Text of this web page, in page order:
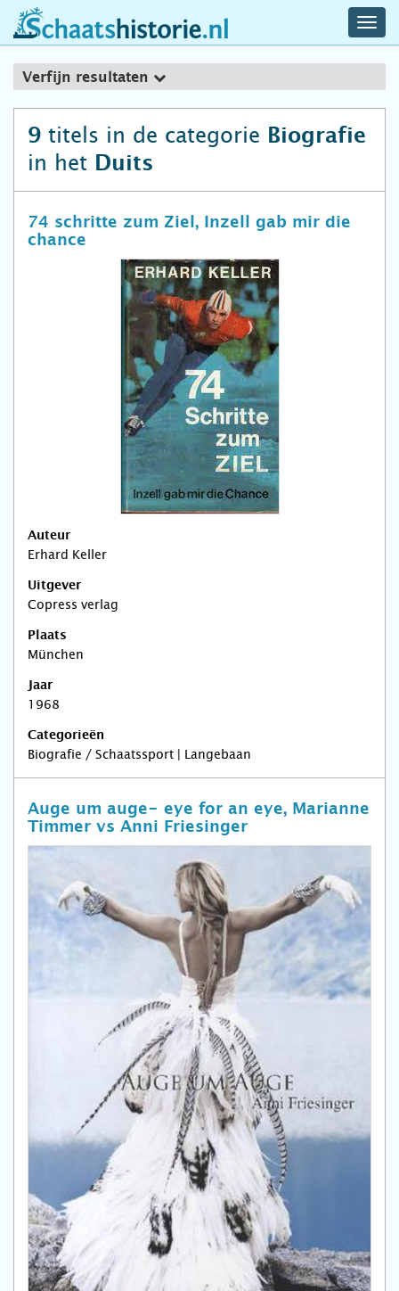
schaatshistorie.nl
Verfijn resultaten
9 titels in de categorie Biografie
in het Duits
74 schritte zum Ziel, Inzell gab mir die
chance
Auteur
Erhard Keller
Uitgever
Copress verlag
Plaats
München
Jaar
1968
Categorieën
Biografie / Schaatssport | Langebaan
Auge um auge- eye for an eye, Marianne
Timmer vs Anni Friesinger